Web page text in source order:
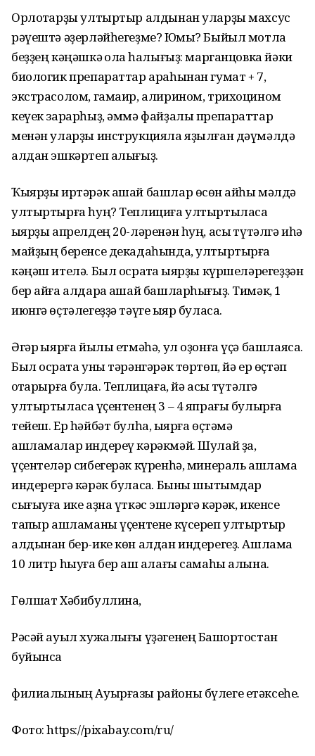
Орлоҡтарҙы ултыртыр алдынан уларҙы махсус
рәүештә әҙерләйһегеҙме? Юҡмы? Быйыл мотлаҡ
беҙҙең кәңәшкә ҡолаҡ һалығыҙ: марганцовка йәки
биологик препараттар араһынан гумат + 7,
экстрасолом, гамаир, алирином, трихоцином
кеүек зарарһыҙ, әммә файҙалы препараттар
менән уларҙы инструкцияла яҙылған дәүмәлдә
алдан эшкәртеп алығыҙ.
Ҡыярҙы иртәрәк ашай башлар өсөн ҡайһы мәлдә
ултыртырға һуң? Теплициға ултыртыласаҡ
ҡыярҙы апрелдең 20-ләренән һуң, асыҡ түтәлгә иһә
майҙың беренсе декадаһында, ултыртырға
кәңәш ителә. Был осраҡта ҡыярҙы күршеләрегеҙҙән
бер айға алдараҡ ашай башларһығыҙ. Тимәк, 1
июнгә өҫтәлегеҙҙә тәүге ҡыяр буласаҡ.
Әгәр ҡыярға йылы етмәһә, ул оҙонға үҫә башлаясаҡ.
Был осраҡта уны тәрәнгәрәк төртөп, йә ер өҫтәп
ҡотҡарырға була. Теплицаға, йә асыҡ түтәлгә
ултыртыласаҡ үҫентенең 3 – 4 япрағы булырға
тейеш. Ер һәйбәт булһа, ҡыярға өҫтәмә
ашламалар индереү кәрәкмәй. Шулай ҙа,
үҫентеләр сибегерәк күренһә, минераль ашлама
индерергә кәрәк буласаҡ. Быны шытымдар
сығыуға ике аҙна үткәс эшләргә кәрәк, икенсе
тапҡыр ашламаны үҫентене күсереп ултыртыр
алдынан бер-ике көн алдан индерегеҙ. Ашлама
10 литр һыуға бер аш ҡалағы самаһы алына.
Гөлшат Хәбибуллина,
Рәсәй ауыл хужалығы үҙәгенең Башҡортостан
буйынса
филиалының Ауырғазы районы бүлеге етәксеһе.
Фото: https://pixabay.com/ru/